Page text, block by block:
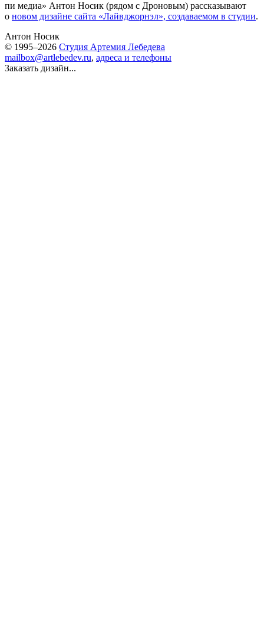
пи медиа» Антон Носик (рядом с Дроновым) рассказывают
о новом дизайне сайта «Лайвджорнэл», создаваемом в студии.
Антон Носик
© 1995–2026 Студия Артемия Лебедева
mailbox@artlebedev.ru, адреса и телефоны
Заказать дизайн...